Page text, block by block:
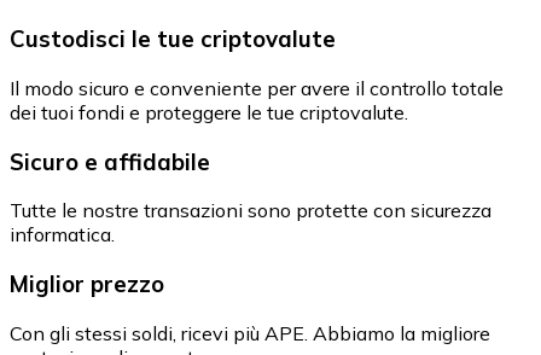
Custodisci le tue criptovalute
Il modo sicuro e conveniente per avere il controllo totale
dei tuoi fondi e proteggere le tue criptovalute.
Sicuro e affidabile
Tutte le nostre transazioni sono protette con sicurezza
informatica.
Miglior prezzo
Con gli stessi soldi, ricevi più APE. Abbiamo la migliore